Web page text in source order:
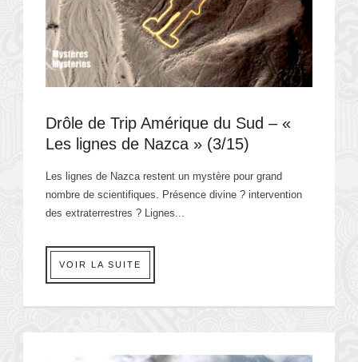
Drôle de Trip Amérique du Sud – «
Les lignes de Nazca » (3/15)
Les lignes de Nazca restent un mystère pour grand
nombre de scientifiques. Présence divine ? intervention
des extraterrestres ? Lignes...
VOIR LA SUITE